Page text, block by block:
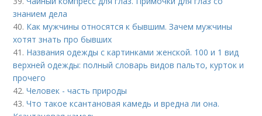
знанием дела
40. Как мужчины относятся к бывшим. Зачем мужчины
хотят знать про бывших
41. Названия одежды с картинками женской. 100 и 1 вид
верхней одежды: полный словарь видов пальто, курток и
прочего
42.Человек - часть природы
43.Что такое ксантановая камедь и вредна ли она.